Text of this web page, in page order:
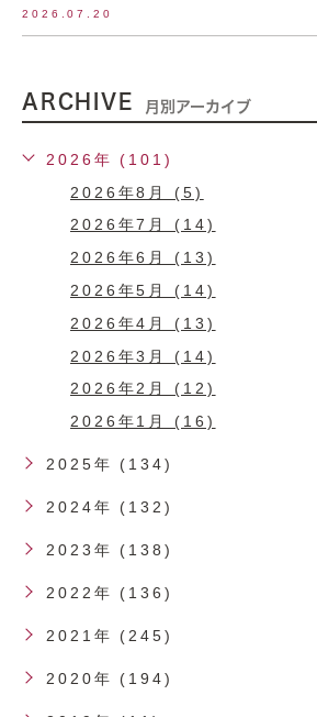
2026.07.20
ARCHIVE 月別アーカイブ
2026年 (101)
2026年8月 (5)
2026年7月 (14)
2026年6月 (13)
2026年5月 (14)
2026年4月 (13)
2026年3月 (14)
2026年2月 (12)
2026年1月 (16)
2025年 (134)
2024年 (132)
2023年 (138)
2022年 (136)
2021年 (245)
2020年 (194)